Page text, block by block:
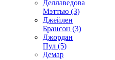
Деллаведова
Мэттью (3)
Джейлен
Брансон (3)
Джордан
Пул (5)
Демар